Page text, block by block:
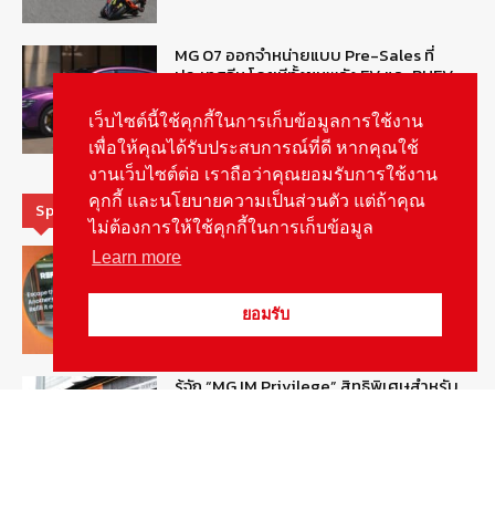
MG 07 ออกจำหน่ายแบบ Pre-Sales ที่
ประเทศจีน โดยมีทั้งขุมพลัง EV และ PHEV
Special Picks
MG ลั่นกลองรบ! เตรียมลุยชิงส่วนแบ่งตลาด
รู้จัก “MG IM Privilege” สิทธิพิเศษสำหรับ
เว็บไซต์นี้ใช้คุกกี้ในการเก็บข้อมูลการใช้งาน
เพื่อให้คุณได้รับประสบการณ์ที่ดี หากคุณใช้
งานเว็บไซต์ต่อ เราถือว่าคุณยอมรับการใช้งาน
คุกกี้ และนโยบายความเป็นส่วนตัว แต่ถ้าคุณ
ไม่ต้องการให้ใช้คุกกี้ในการเก็บข้อมูล
Learn more
ยอมรับ